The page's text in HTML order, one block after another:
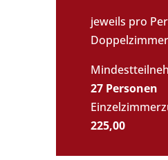
jeweils pro
Doppelzimmer
27 Personen
225,00